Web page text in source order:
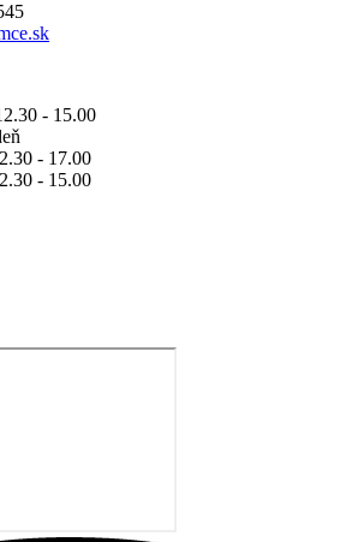
- 15.00
- 17.00
- 15.00